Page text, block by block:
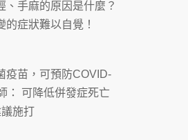
西園醫院回顧發展歷程與
「防癌保衛戰：健康好禮
導
、手麻的原因是什麼？
的症狀難以自覺！
疫苗，可預防COVID-
： 可降低併發症死亡
施打